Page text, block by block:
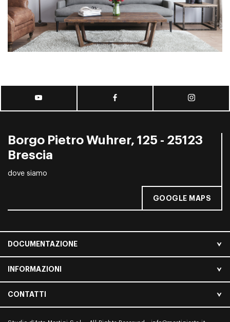
Borgo Pietro Wuhrer, 125 - 25123
Brescia
dove siamo
GOOGLE MAPS
DOCUMENTAZIONE
INFORMAZIONI
CONTATTI